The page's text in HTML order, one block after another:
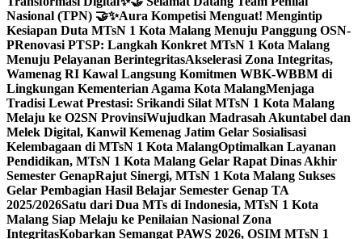
Nasional (TPN) 🤝✨Aura Kompetisi Menguat! Mengintip
Kesiapan Duta MTsN 1 Kota Malang Menuju Panggung OSN-
PRenovasi PTSP: Langkah Konkret MTsN 1 Kota Malang
Menuju Pelayanan BerintegritasAkselerasi Zona Integritas,
Wamenag RI Kawal Langsung Komitmen WBK-WBBM di
Lingkungan Kementerian Agama Kota MalangMenjaga
Tradisi Lewat Prestasi: Srikandi Silat MTsN 1 Kota Malang
Melaju ke O2SN ProvinsiWujudkan Madrasah Akuntabel dan
Melek Digital, Kanwil Kemenag Jatim Gelar Sosialisasi
Kelembagaan di MTsN 1 Kota MalangOptimalkan Layanan
Pendidikan, MTsN 1 Kota Malang Gelar Rapat Dinas Akhir
Semester GenapRajut Sinergi, MTsN 1 Kota Malang Sukses
Gelar Pembagian Hasil Belajar Semester Genap TA
2025/2026Satu dari Dua MTs di Indonesia, MTsN 1 Kota
Malang Siap Melaju ke Penilaian Nasional Zona
IntegritasKobarkan Semangat PAWS 2026, OSIM MTsN 1